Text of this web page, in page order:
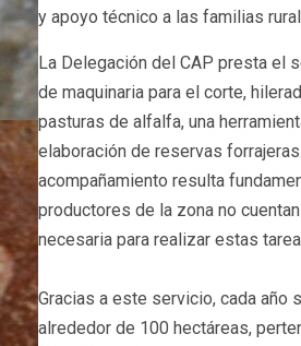
y apoyo técnico a las familias
La Delegación del CAP presta el
de maquinaria para el corte,
pasturas de alfalfa, una
elaboración de reservas
acompañamiento resulta
productores de la zona no
necesaria para realizar estas
Gracias a este servicio, cada año
alrededor de 100 hectáreas,